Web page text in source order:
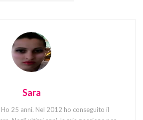
Sara
25 anni. Nel 2012 ho conseguito il